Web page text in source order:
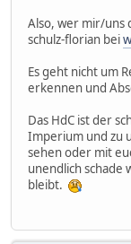
Also, wer mir/uns
schulz-florian bei
Es geht nicht um
erkennen und
Das HdC ist der
Imperium und zu
sehen oder mit
unendlich schade
bleibt.